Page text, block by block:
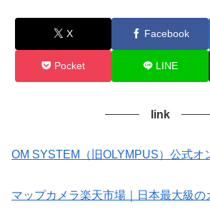
X Facebook
Pocket LINE
link
OM SYSTEM（旧OLYMPUS）公式オ
マップカメラ楽天市場｜日本最大級の